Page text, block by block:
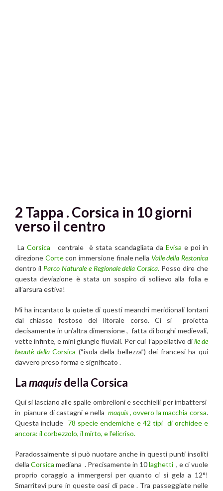
2 Tappa . Corsica in 10 giorni
verso il centro
LaCorsica centrale è stata scandagliata da Evisa e poi in
direzione Cortecon immersione finale nella Valle della Restonica
dentro il Parco Naturale e Regionale della Corsica. Posso dire che
questa deviazione è stata un sospiro di sollievo alla folla e
all’arsura estiva!
Mi ha incantato la quiete di questi meandri meridionali lontani
dal chiasso festoso del litorale corso. Ci si proietta
decisamente in un’altra dimensione , fatta di borghi medievali,
vette infinte, e mini giungle fluviali. Per cui l’appellativo diile de
beautè dellaCorsica (“isola della bellezza”) dei francesi ha qui
davvero preso forma e significato .
Lamaquisdella Corsica
Qui si lasciano alle spalle ombrelloni e secchielli per imbattersi
in pianure di castagni e nellamaquis, ovvero la macchia corsa.
Questa include 78 specie endemiche e 42 tipi di orchidee e
ancora: il corbezzolo, il mirto, e l’elicriso.
Paradossalmente si può nuotare anche in questi punti insoliti
della Corsica mediana . Precisamente in 10laghetti , e ci vuole
proprio coraggio a immergersi per quanto ci si gela a 12°!
Smarritevi pure in queste oasi di pace . Tra passeggiate nelle